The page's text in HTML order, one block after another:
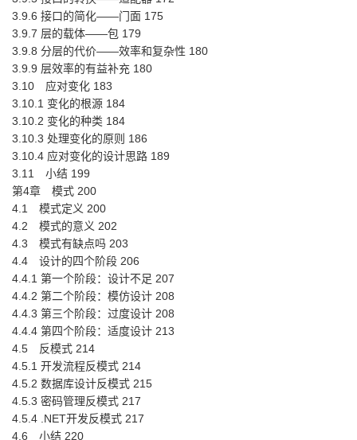
3.9.6 接口的简化——门面 175
3.9.7 层的载体——包 179
3.9.8 分层的代价——效率和复杂性 180
3.9.9 层效率的有益补充 180
3.10 应对变化 183
3.10.1 变化的根源 184
3.10.2 变化的种类 184
3.10.3 处理变化的原则 186
3.10.4 应对变化的设计思路 189
3.11 小结 199
第4章 模式 200
4.1 模式定义 200
4.2 模式的意义 202
4.3 模式有缺点吗 203
4.4 设计的四个阶段 206
4.4.1 第一个阶段：设计不足 207
4.4.2 第二个阶段：模仿设计 208
4.4.3 第三个阶段：过度设计 208
4.4.4 第四个阶段：适度设计 213
4.5 反模式 214
4.5.1 开发流程反模式 214
4.5.2 数据库设计反模式 215
4.5.3 密码管理反模式 217
4.5.4 .NET开发反模式 217
4.6 小结 220